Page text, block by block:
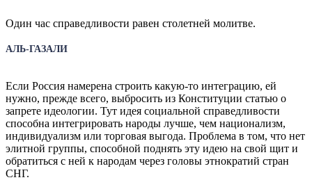
Один час справедливости равен столетней молитве.
АЛЬ-ГАЗАЛИ
Если Россия намерена строить какую-то интеграцию, ей
нужно, прежде всего, выбросить из Конституции статью о
запрете идеологии. Тут идея социальной справедливости
способна интегрировать народы лучше, чем национализм,
индивидуализм или торговая выгода. Проблема в том, что нет
элитной группы, способной поднять эту идею на свой щит и
обратиться с ней к народам через головы этнократий стран
СНГ.